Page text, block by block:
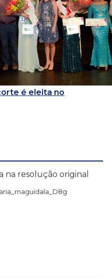
é eleita no
na resolução original